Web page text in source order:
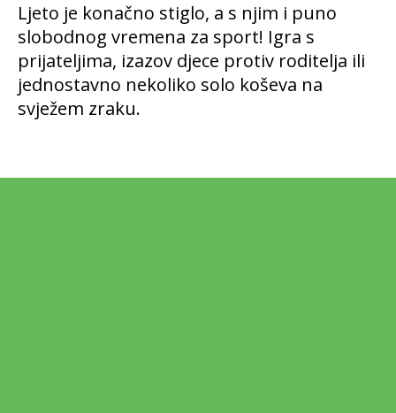
Ljeto je konačno stiglo, a s njim i puno
slobodnog vremena za sport! Igra s
prijateljima, izazov djece protiv roditelja ili
jednostavno nekoliko solo koševa na
svježem zraku.